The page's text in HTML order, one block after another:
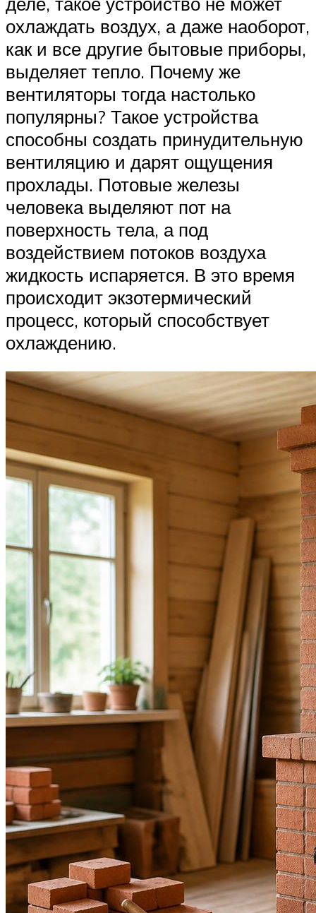
охлаждать воздух, а даже наоборот,
как и все другие бытовые приборы,
выделяет тепло. Почему же
вентиляторы тогда настолько
популярны? Такое устройства
способны создать принудительную
вентиляцию и дарят ощущения
прохлады. Потовые железы
человека выделяют пот на
поверхность тела, а под
воздействием потоков воздуха
жидкость испаряется. В это время
происходит экзотермический
процесс, который способствует
охлаждению.